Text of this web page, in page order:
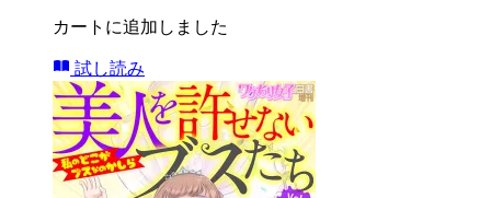
カートに追加しました
試し読み